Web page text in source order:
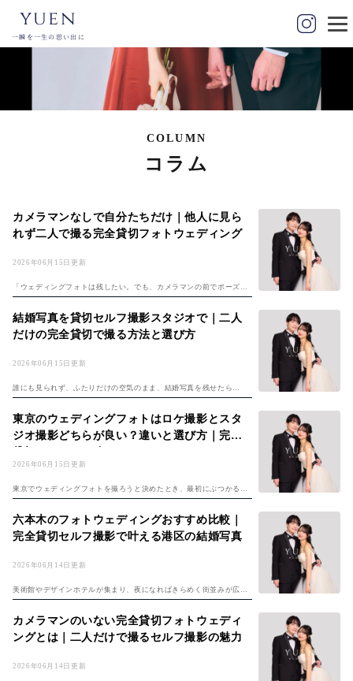
yuen
一瞬を一生の思い出に
COLUMN
コラム
2026年06月15日更新
カメラマンなしで自分たちだけ｜他人に見ら
れず二人で撮る完全貸切フォトウェディング
「ウェディングフォトは残したい。でも、カメラマンの前でポーズを
取るのは恥ずかしい」——そう感じて一歩を踏み出せずにいるカップ
ルは少なくありません。知らない人にじっと見られながら、笑顔を作
って、指示通り...
2026年06月15日更新
結婚写真を貸切セルフ撮影スタジオで｜二人
だけの完全貸切で撮る方法と選び方
誰にも見られず、ふたりだけの空気のまま、結婚写真を残せたら
——。スタジオに通行人やほかのお客様の視線がなく、好きな表情
で、好きなペースでシャッターを切れる。そんな撮り方を叶えるのが
「セルフ撮影ができる...
2026年06月15日更新
東京のウェディングフォトはロケ撮影とスタ
ジオ撮影どちらが良い？違いと選び方｜完全
東京でウェディングフォトを撮ろうと決めたとき、最初にぶつかるの
が「ロケーション撮影にするか、スタジオ撮影にするか」という分か
れ道です。都内には魅力的なロケ地が点在し、一方で天候や人通りを
気にせず撮れる...
2026年06月14日更新
六本木のフォトウェディングおすすめ比較｜
完全貸切セルフ撮影で叶える港区の結婚写真
美術館やデザインホテルが集まり、夜になればきらめく街並みが広が
る六本木。港区の中心で、感度の高いふたりが「ここで結婚写真を残
したい」と考えるのは自然なことです。とはいえ、いざ六本木のフォ
トウェディング...
2026年06月14日更新
カメラマンのいない完全貸切フォトウェディ
ングとは｜二人だけで撮るセルフ撮影の魅力